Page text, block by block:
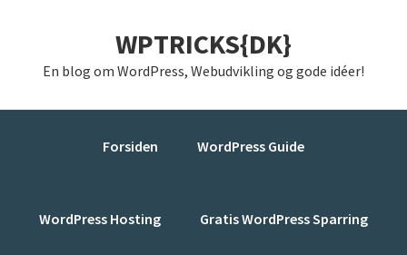
indhold
WPTRICKS{DK}
En blog om WordPress, Webudvikling og gode idéer!
Forsiden WordPress Guide
WordPress Hosting Gratis WordPress Sparring